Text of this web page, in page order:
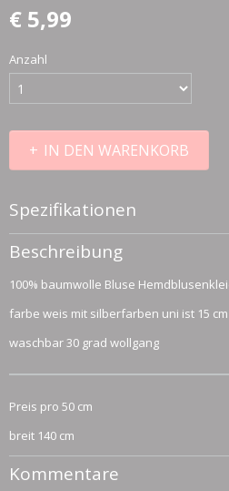
€ 5,99
Anzahl
IN DEN WARENKORB
Spezifikationen
Größe (l,b,h)
50 x 140 x 0 cm
Beschreibung
100% baumwolle Bluse
farbe weis mit silberfarben uni ist 15
waschbar 30 grad wollgang
Preis pro 50 cm
breit 140 cm
Kommentare